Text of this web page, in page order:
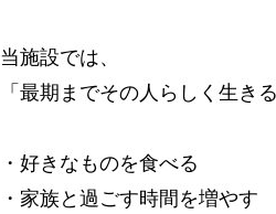
当施設では、
「最期までその人らしく生き
・好きなものを食べる
・家族と過ごす時間を増やす